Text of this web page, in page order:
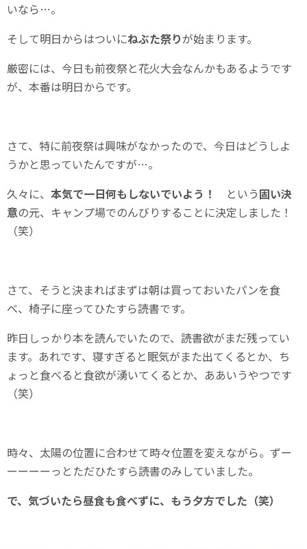
いなら…。
そして明日からはついにねぶた祭りが始まります。
厳密には、今日も前夜祭と花火大会なんかもあるようです
が、本番は明日からです。
さて、特に前夜祭は興味がなかったので、今日はどうしよ
うかと思っていたんですが…。
久々に、 本気で一日何もしないでいよう！ という固い決
意の元、キャンプ場でのんびりすることに決定しました！
（笑）
さて、そうと決まればまずは朝は買っておいたパンを食
べ、椅子に座ってひたすら読書です。
昨日しっかり本を読んでいたので、読書欲がまだ残ってい
ます。あれです、寝すぎると眠気がまた出てくるとか、ち
ょっと食べると食欲が湧いてくるとか、ああいうやつです
（笑）
時々、太陽の位置に合わせて時々位置を変えながら。ずー
ーーーーっとただひたすら読書のみしていました。
で、気づいたら昼食も食べずに、もう夕方でした（笑）